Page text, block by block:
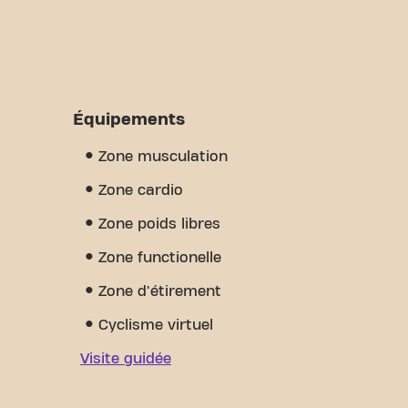
Équipements
Zone musculation
Zone cardio
Zone poids libres
Zone functionelle
Zone d'étirement
Cyclisme virtuel
Visite guidée